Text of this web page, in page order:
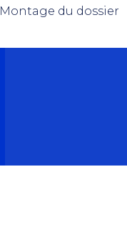
Montage du dossier